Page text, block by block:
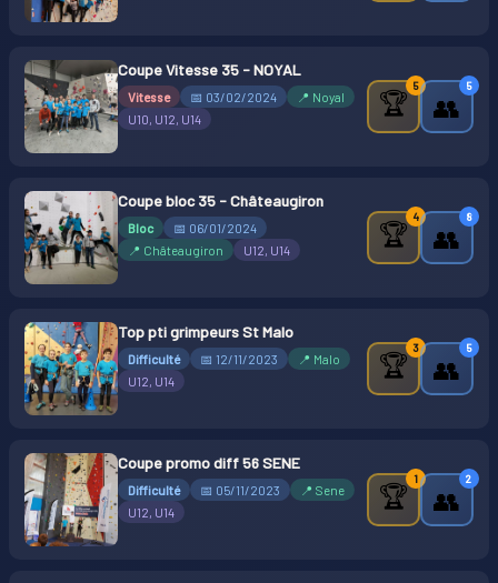
Coupe Vitesse 35 - NOYAL
Vitesse 📅 03/02/2024
📍 Noyal
U10, U12, U14
🏆
5
👥
5
Coupe bloc 35 - Châteaugiron
Bloc
📅 06/01/2024
📍 Châteaugiron
U12, U14
🏆
4
👥
8
Top pti grimpeurs St Malo
Difficulté 📅 12/11/2023
📍 Malo
U12, U14
🏆
3
👥
5
Coupe promo diff 56 SENE
Difficulté 📅 05/11/2023
📍 Sene
U12, U14
🏆
1
👥
2